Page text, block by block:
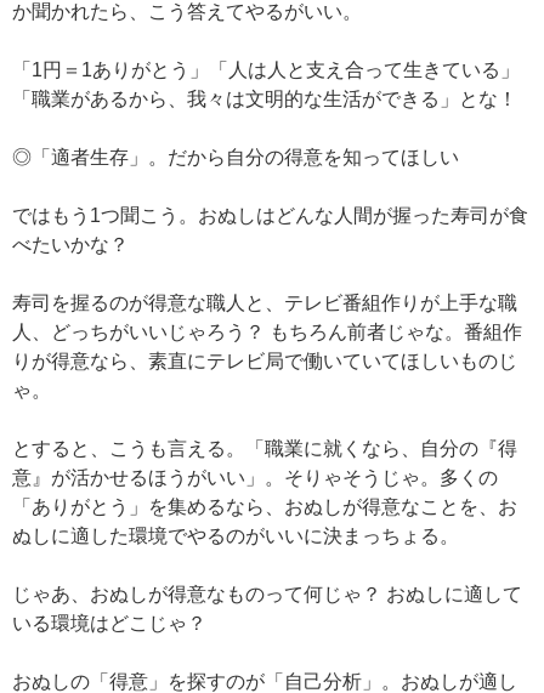
か聞かれたら、こう答えてやるがいい。
「1円＝1ありがとう」「人は人と支え合って生きている」
「職業があるから、我々は文明的な生活ができる」とな！
◎「適者生存」。だから自分の得意を知ってほしい
ではもう1つ聞こう。おぬしはどんな人間が握った寿司が食
べたいかな？
寿司を握るのが得意な職人と、テレビ番組作りが上手な職
人、どっちがいいじゃろう？ もちろん前者じゃな。番組作
りが得意なら、素直にテレビ局で働いていてほしいものじ
ゃ。
とすると、こうも言える。「職業に就くなら、自分の『得
意』が活かせるほうがいい」。そりゃそうじゃ。多くの
「ありがとう」を集めるなら、おぬしが得意なことを、お
ぬしに適した環境でやるのがいいに決まっちょる。
じゃあ、おぬしが得意なものって何じゃ？ おぬしに適して
いる環境はどこじゃ？
おぬしの「得意」を探すのが「自己分析」。おぬしが適し